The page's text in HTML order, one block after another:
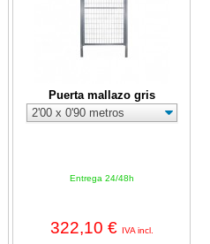
Puerta mallazo gris
Entrega 24/48h
322,10 € IVA incl.